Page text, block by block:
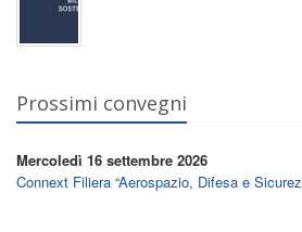
Prossimi convegni
Mercoledì 16 settembre 2026
Connext Filiera “Aerospazio, Difesa e